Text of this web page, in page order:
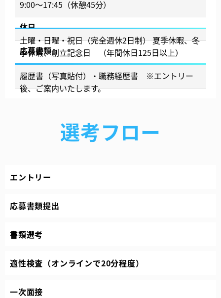
9:00～17:45（休憩45分）
休日
土曜・日曜・祝日（完全週休2日制） 夏季休暇、冬
季休暇、創立記念日 （年間休日125日以上）
応募書類
履歴書（写真貼付）・職務経歴書 ※エントリー
後、ご案内いたします。
選考フロー
エントリー
応募書類提出
書類選考
適性検査（オンラインで20分程度）
一次面接